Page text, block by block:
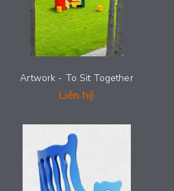
Artwork - To Sit Together
Liên hệ